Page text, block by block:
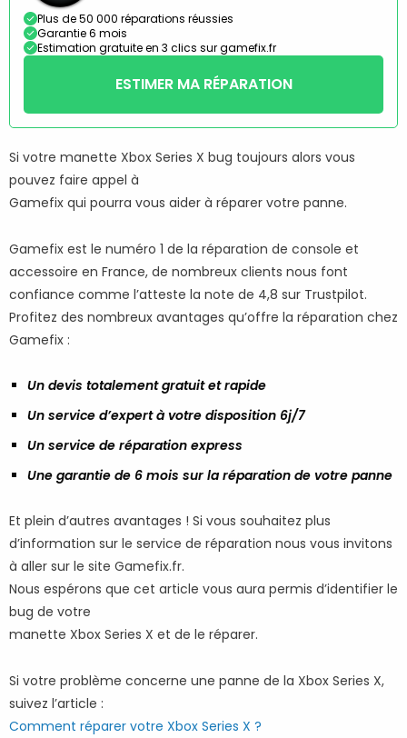
Plus de 50 000 réparations réussies
Garantie 6 mois
Estimation gratuite en 3 clics sur gamefix.fr
ESTIMER MA RÉPARATION
Si votre manette Xbox Series X bug toujours alors vous
pouvez faire appel à
Gamefix qui pourra vous aider à réparer votre panne.
Gamefix est le numéro 1 de la réparation de console et
accessoire en France, de nombreux clients nous font
confiance comme l’atteste la note de 4,8 sur Trustpilot.
Profitez des nombreux avantages qu’offre la réparation chez
Gamefix :
Un devis totalement gratuit et rapide
Un service d’expert à votre disposition 6j/7
Un service de réparation express
Une garantie de 6 mois sur la réparation de votre panne
Et plein d’autres avantages ! Si vous souhaitez plus
d’information sur le service de réparation nous vous invitons
à aller sur le site Gamefix.fr.
Nous espérons que cet article vous aura permis d’identifier le
bug de votre
manette Xbox Series X et de le réparer.
Si votre problème concerne une panne de la Xbox Series X,
suivez l’article :
Comment réparer votre Xbox Series X ?